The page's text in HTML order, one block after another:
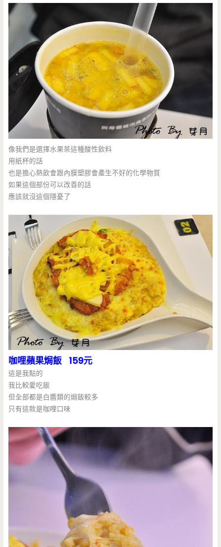
像我們是選擇水果茶這種酸性飲料
用紙杯的話
也是擔心熱飲會跟內膜塑膠會產生不好的化學物質
如果這個部份可以改善的話
應該就沒這個隱憂了
咖哩蘋果焗飯 159元
這是我點的
我比較愛吃飯
但全部都是白醬類的焗飯較多
只有這款是咖哩口味